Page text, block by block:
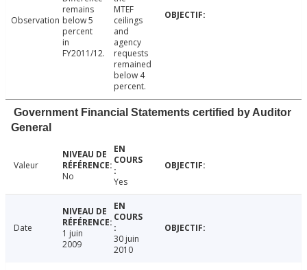
Observation
remains
below 5
percent
in
FY2011/12.
MTEF
ceilings
and
agency
requests
remained
below 4
percent.
Government Financial Statements certified by Auditor
General
Valeur
No
Yes
Date
1 juin
2009
30 juin
2010